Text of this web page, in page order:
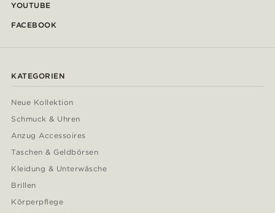
YOUTUBE
FACEBOOK
KATEGORIEN
Neue Kollektion
Schmuck & Uhren
Anzug Accessoires
Taschen & Geldbörsen
Kleidung & Unterwäsche
Brillen
Körperpflege